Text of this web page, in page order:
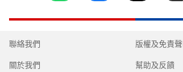
聯絡我們
關於我們
版權及免責聲
幫助及反饋